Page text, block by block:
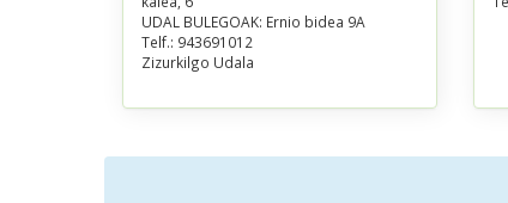
UDAL BULEGOAK: Ernio bidea 9A
Telf.: 943691012
Zizurkilgo Udala